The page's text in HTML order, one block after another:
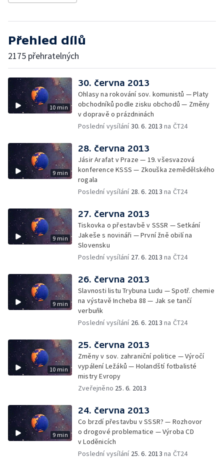
Přehled dílů
2175 přehratelných
10 min
30. června 2013
Ohlasy na rokování sov. komunistů — Platy
obchodníků podle zisku obchodů — Změny
v dopravě o prázdninách
Poslední vysílání30. 6. 2013 na ČT24
9 min
28. června 2013
Jásir Arafat v Praze — 19. všesvazová
konference KSSS — Zkouška zemědělského
rogala
Poslední vysílání 28. 6. 2013 na ČT24
9 min
27. června 2013
Tiskovka o přestavbě v SSSR — Setkání
Jakeše s novináři — První žně obilí na
Slovensku
Poslední vysílání 27. 6. 2013 na ČT24
9 min
26. června 2013
Slavnosti listu Trybuna Ludu — Spotř. chemie
na výstavě Incheba 88 — Jak se tančí
verbuňk
Poslední vysílání 26. 6. 2013 na ČT24
10 min
25. června 2013
Změny v sov. zahraniční politice — Výročí
vypálení Ležáků — Holandští fotbalisté
mistry Evropy
Zveřejněno 25. 6. 2013
9 min
24. června 2013
Co brzdí přestavbu v SSSR? — Rozhovor
o drogové problematice — Výroba CD
v Loděnicích
Poslední vysílání 25. 6. 2013 na ČT24